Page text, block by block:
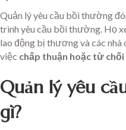
Quản lý yêu cầu bồi thường
trình yêu cầu bồi thường. Họ
lao động bị thương và các nhà
việc chấp thuận hoặc từ
Quản lý yêu
gì?